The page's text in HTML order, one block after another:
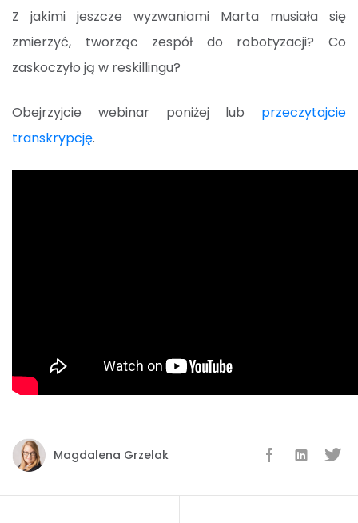
Z jakimi jeszcze wyzwaniami Marta musiała się
zmierzyć, tworząc zespół do robotyzacji? Co
zaskoczyło ją w reskillingu?
Obejrzyjcie webinar poniżej lub przeczytajcie
transkrypcję.
Magdalena Grzelak